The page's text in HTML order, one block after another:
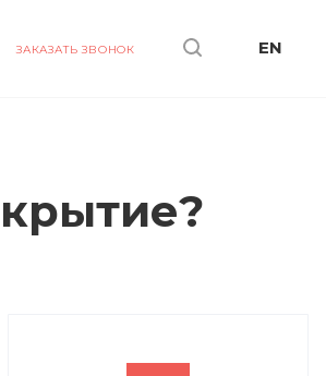
EN
ЗАКАЗАТЬ ЗВОНОК